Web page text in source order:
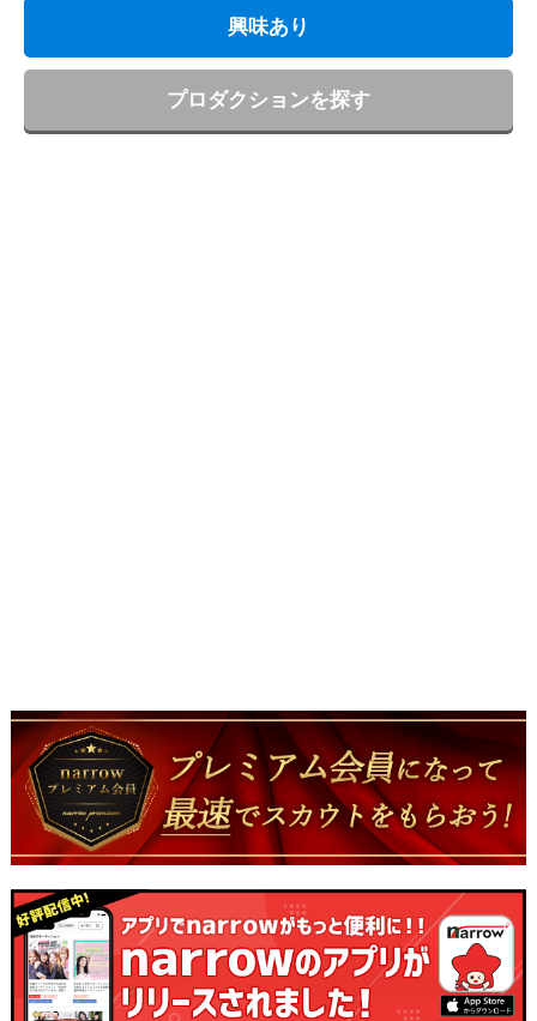
興味あり
プロダクションを探す